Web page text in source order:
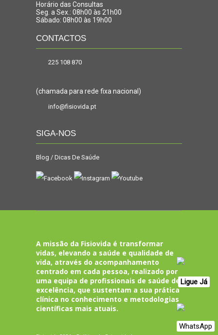
Ligue Já
WhatsApp
Horário das Consultas
Seg. a Sex.: 08h00 às 21h00
Sábado: 08h00 às 19h00
CONTACTOS
225 108 870
(chamada para rede fixa nacional)
info@fisiovida.pt
SIGA-NOS
Blog / Dicas De Saúde
A missão da Fisiovida é transformar
vidas, elevando a saúde e qualidade de
vida, através do acompanhamento
centrado em cada pessoa, realizado por
uma equipa de profissionais de saúde de
excelência, que sustentam a sua prática
clínica no conhecimento e metodologias
científicas mais atuais.